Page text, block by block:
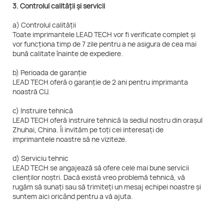
3. Controlul calității și servicii
a) Controlul calității
Toate imprimantele LEAD TECH vor fi verificate complet și
vor funcționa timp de 7 zile pentru a ne asigura de cea mai
bună calitate înainte de expediere.
b) Perioada de garanție
LEAD TECH oferă o garanție de 2 ani pentru imprimanta
noastră CIJ.
c) Instruire tehnică
LEAD TECH oferă instruire tehnică la sediul nostru din orașul
Zhuhai, China. Îi invităm pe toți cei interesați de
imprimantele noastre să ne viziteze.
d) Serviciu tehnic
LEAD TECH se angajează să ofere cele mai bune servicii
clienților noștri. Dacă există vreo problemă tehnică, vă
rugăm să sunați sau să trimiteți un mesaj echipei noastre și
suntem aici oricând pentru a vă ajuta.